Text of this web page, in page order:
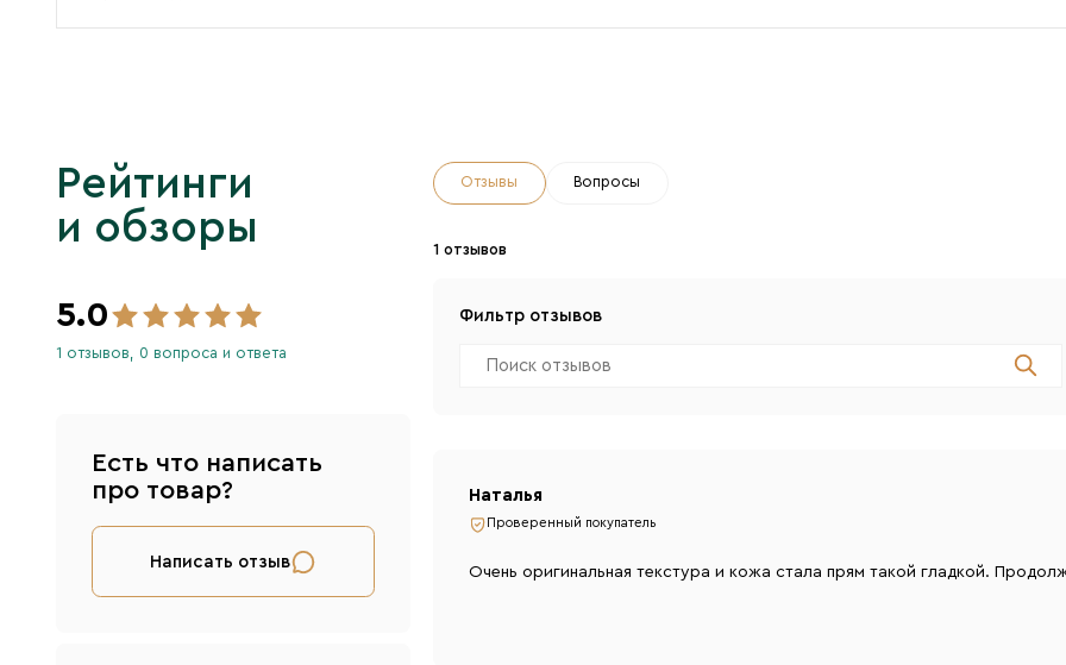
Рейтинги
и обзоры
5.0
1 отзывов, 0 вопроса и ответа
Есть что написать
про товар?
Написать отзыв
Отзывы Вопросы
1 отзывов
Фильтр отзывов
Наталья
Проверенный покупатель
Очень оригинальная текстура и кожа стала прям такой гладкой.